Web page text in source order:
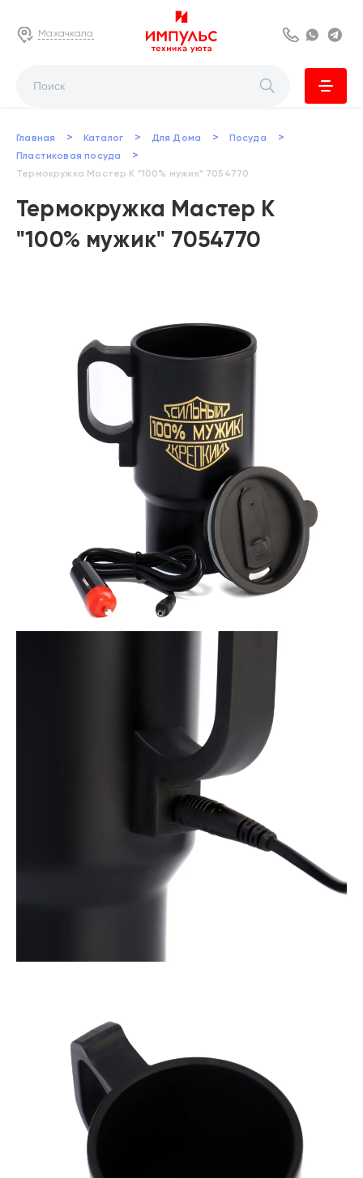
Махачкала 8 800 222 63
Главная > Каталог > Для Дома > Посуда >
Пластиковая посуда >
Термокружка Мастер К "100% мужик" 7054770
Термокружка Мастер К
"100% мужик" 7054770